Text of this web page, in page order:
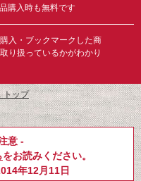
購入時も無料です
入・ブックマークした商
り扱っているかがわかり
トップ
意 -
をお読みください。
年12月11日